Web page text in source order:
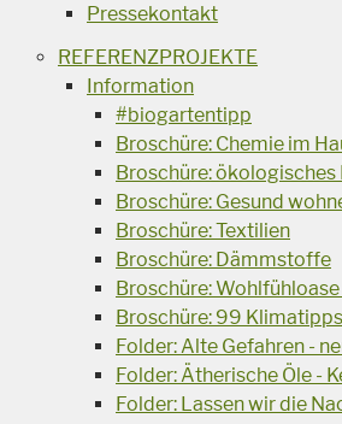
Pressekontakt
REFERENZPROJEKTE
Information
#biogartentipp
Broschüre: Chemie im
Broschüre:
Broschüre: Gesund
Broschüre: Textilien
Broschüre: Dämmstoffe
Broschüre:
Broschüre: 99 Klimatipps
Folder: Alte Gefahren -
Folder: Ätherische Öle -
Folder: Lassen wir die